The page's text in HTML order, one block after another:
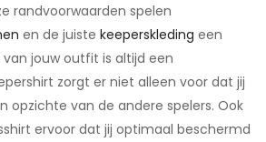
randvoorwaarden spelen
en de juiste keeperskleding een
jouw outfit is altijd een
zorgt er niet alleen voor dat jij
opzichte van de andere spelers. Ook
ervoor dat jij optimaal beschermd